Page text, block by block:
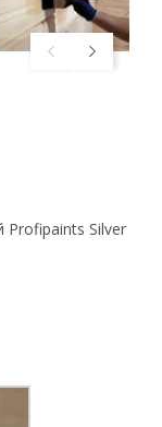
Profipaints Silver